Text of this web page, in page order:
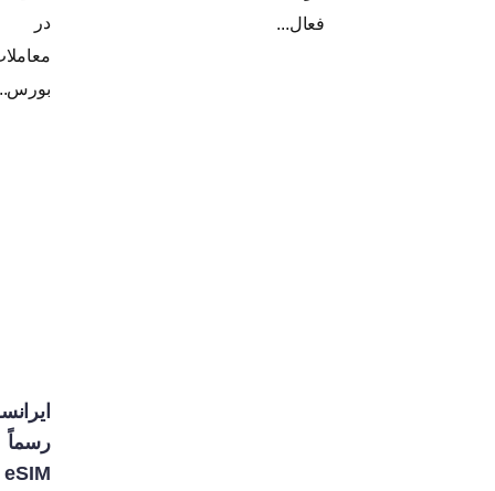
فعال...
معاملات
بورس...
ایرانسل
رسماً
eSIM را